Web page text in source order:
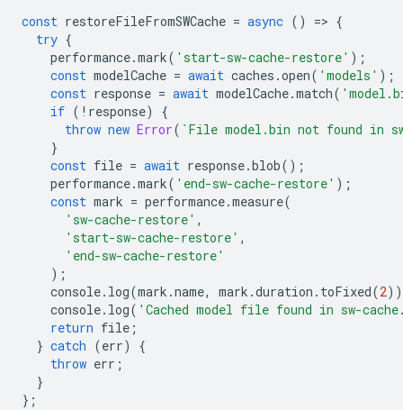
const restoreFileFromSWCache = async () => {
try {
performance.mark( 'start-sw-cache-restore' );
const modelCache = await caches .open( 'models' );
const response = await modelCache.match(
if ( ! response)
{
throw new Error( `File model.bin not found in
}
const file = await response.blob();
performance.mark( 'end-sw-cache-restore' );
const mark = performance.measure(
'sw-cache-restore' ,
'start-sw-cache-restore' ,
'end-sw-cache-restore'
);
console. log(mark .name, mark .duration . toFixed(2
console. log( 'Cached model file found in sw-
return file ;
} catch (err)
{
throw err ;
}
};